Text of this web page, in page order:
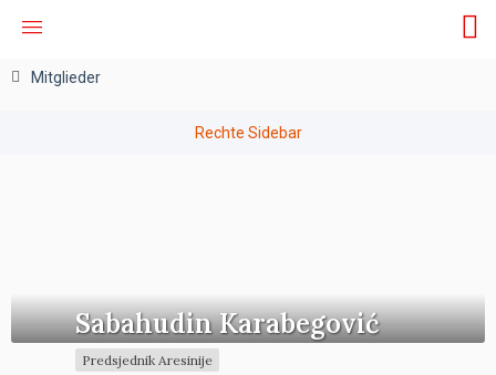
Mitglieder
Sabahudin Karabegović
Predsjednik Aresinije